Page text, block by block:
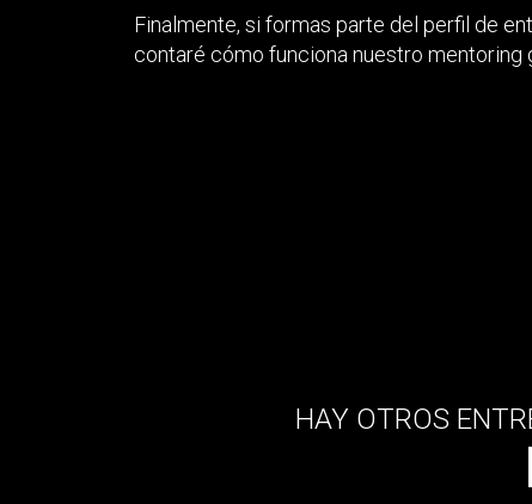
Finalmente, si formas parte del perfil de
contaré cómo funciona nuestro mentoring
HAY OTROS